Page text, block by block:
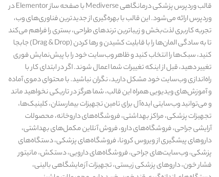
قالب وردپرس پزشکی درمانگاهی Mediverse با صفحه ساز Elementor در
وردپرس ارائه می‌شود. این قالب با بهره‌گیری از جدیدترین فناوری‌های وب،
تجربه کاربری لذت‌بخش و زیباترین ترندهای طراحی، بستری را فراهم می‌کند
تا به سادگی المان‌ها را با قابلیت کشیدن و رها کردن (Drag & Drop) جابجا
کنید، سبک‌ها را انتخاب کنید و ظاهر وب‌سایت خود را با پیش‌نمایش فوری
تغییر دهید، قبل از اینکه تغییرات شما اعمال شوند. اگر در ابتدای کار با
راه‌اندازی وب‌سایت خود مشکل دارید، نگران نباشید. با محتوای دموی آماده
و آموزش‌های ویدیویی همراه این قالب، شما هرگز در تاریکی نخواهید ماند
و می‌توانید وب‌سایتی ایده‌آل برای تامین تجهیزات بیمارستان، کلینیک‌ها،
تجهیزات پزشکی، مراکز بهداشتی، فروشگاه‌های داروخانه، محصولات
آرایشی جراحی، فروشگاه‌های دارو، فروش آنلاین مکمل‌های بهداشتی،
داروهای پیشگیری از ویروس کرونا، فروشگاه‌های پزشکی، دستگاه‌های
پزشکی، وب‌سایت‌های جراحی، فروشگاه‌های دارویی، دستکش، مانیتور
فشار خون، داروهای پزشکی زیستی، تجهیزات آزمایشگاهی بالینی،